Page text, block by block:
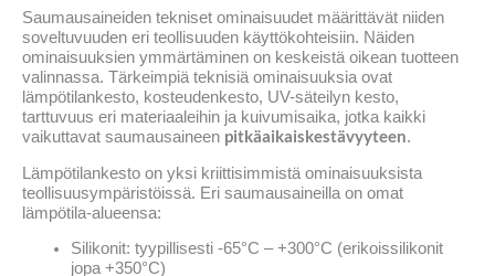
Saumausaineiden tekniset ominaisuudet määrittävät niiden
soveltuvuuden eri teollisuuden käyttökohteisiin. Näiden
ominaisuuksien ymmärtäminen on keskeistä oikean tuotteen
valinnassa. Tärkeimpiä teknisiä ominaisuuksia ovat
lämpötilankesto, kosteudenkesto, UV-säteilyn kesto,
tarttuvuus eri materiaaleihin ja kuivumisaika, jotka kaikki
vaikuttavat saumausaineen pitkäaikaiskestävyyteen.
Lämpötilankesto on yksi kriittisimmistä ominaisuuksista
teollisuusympäristöissä. Eri saumausaineilla on omat
lämpötila-alueensa:
Silikonit: tyypillisesti -65°C – +300°C (erikoissilikonit
jopa +350°C)